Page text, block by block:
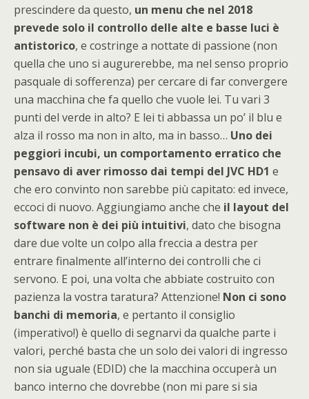
prescindere da questo, un menu che nel 2018
prevede solo il controllo delle alte e basse luci è
antistorico, e costringe a nottate di passione (non
quella che uno si augurerebbe, ma nel senso proprio
pasquale di sofferenza) per cercare di far convergere
una macchina che fa quello che vuole lei. Tu vari 3
punti del verde in alto? E lei ti abbassa un po’ il blu e
alza il rosso ma non in alto, ma in basso… Uno dei
peggiori incubi, un comportamento erratico che
pensavo di aver rimosso dai tempi del JVC HD1 e
che ero convinto non sarebbe più capitato: ed invece,
eccoci di nuovo. Aggiungiamo anche che il layout del
software non è dei più intuitivi, dato che bisogna
dare due volte un colpo alla freccia a destra per
entrare finalmente all’interno dei controlli che ci
servono. E poi, una volta che abbiate costruito con
pazienza la vostra taratura? Attenzione! Non ci sono
banchi di memoria, e pertanto il consiglio
(imperativo!) è quello di segnarvi da qualche parte i
valori, perché basta che un solo dei valori di ingresso
non sia uguale (EDID) che la macchina occuperà un
banco interno che dovrebbe (non mi pare si sia